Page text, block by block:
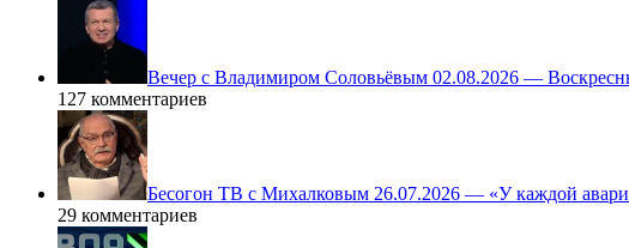
Вечер с Владимиром Соловьёвым 02.08.2026 —
127 комментариев
Бесогон ТВ с Михалковым 26.07.2026 — «У каждой
29 комментариев